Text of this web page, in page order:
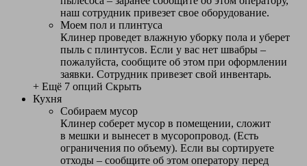
наш сотрудник привезет свое оборудование.
Моем пол и плинтуса
Клинер проведет влажную уборку пола и уберет
пыль с плинтусов. Если у вас нет швабры –
пожалуйста, сообщите об этом при оформлении
заявки. Сотрудник привезет свой инвентарь.
+ Ещё 7 опций Скрыть
Кухня
Собираем мусор
Клинер соберет мусор в помещении, сложит
в мешки и вынесет в мусоропровод. (Есть
ограничения по объему). Если вы сортируете
отходы – сообщите об этом оператору перед